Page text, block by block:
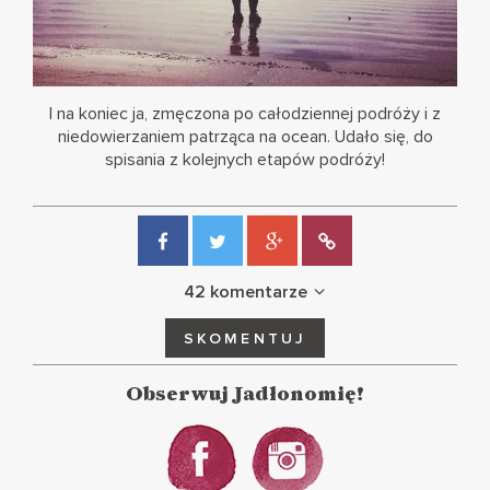
I na koniec ja, zmęczona po całodziennej podróży i z
niedowierzaniem patrząca na ocean. Udało się, do
spisania z kolejnych etapów podróży!
42 komentarze
SKOMENTUJ
Obserwuj Jadłonomię!